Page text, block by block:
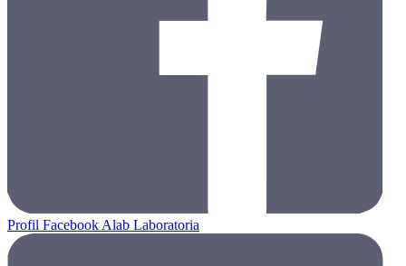
Profil Facebook Alab Laboratoria